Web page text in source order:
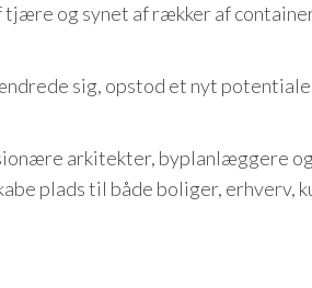
tjære og synet af rækker af
sig, opstod et nyt
arkitekter, byplanlæggere og
plads til både boliger, erhverv,